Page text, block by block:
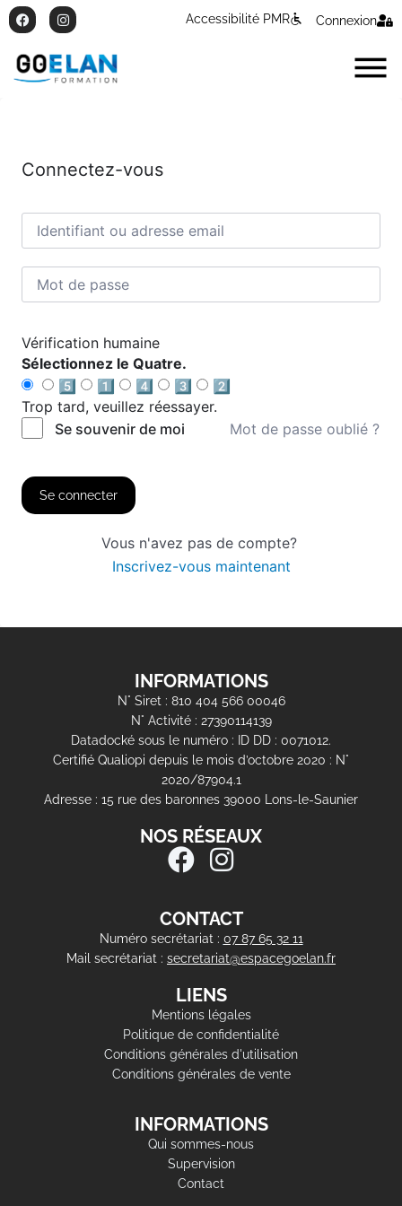
Accessibilité PMR Connexion
Connectez-vous
Vérification humaine
Sélectionnez le Quatre.
5️⃣
1️⃣ 4️⃣ 3️⃣
2️⃣
Trop tard, veuillez réessayer.
Se souvenir de moi
Mot de passe oublié ?
Se connecter
Vous n'avez pas de compte?
Inscrivez-vous maintenant
INFORMATIONS
N° Siret : 810 404 566 00046
N° Activité : 27390114139
Datadocké sous le numéro : ID DD : 0071012.
Certifié Qualiopi depuis le mois d’octobre 2020 : N°
2020/87904.1
Adresse : 15 rue des baronnes 39000 Lons-le-Saunier
NOS RÉSEAUX
CONTACT
Numéro secrétariat : 07 87 65 32 11
Mail secrétariat : secretariat@espacegoelan.fr
LIENS
Mentions légales
Politique de confidentialité
Conditions générales d'utilisation
Conditions générales de vente
INFORMATIONS
Qui sommes-nous
Supervision
Contact